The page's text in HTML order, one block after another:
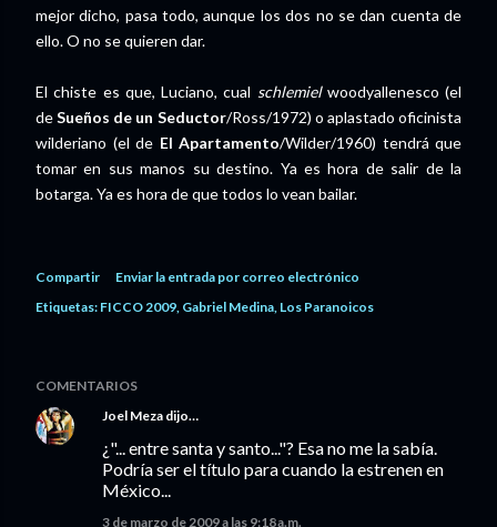
mejor dicho, pasa todo, aunque los dos no se dan cuenta de
ello. O no se quieren dar.
El chiste es que, Luciano, cual schlemielwoodyallenesco (el
deSueños de un Seductor/Ross/1972) o aplastado oficinista
wilderiano (el de El Apartamento/Wilder/1960) tendrá que
tomar en sus manos su destino. Ya es hora de salir de la
botarga. Ya es hora de que todos lo vean bailar.
Compartir
Enviar la entrada por correo electrónico
Etiquetas: FICCO 2009 Gabriel Medina Los Paranoicos
COMENTARIOS
Joel Meza dijo…
¿"... entre santa y santo..."? Esa no me la sabía.
Podría ser el título para cuando la estrenen en
México...
3 de marzo de 2009 a las 9:18 a.m.